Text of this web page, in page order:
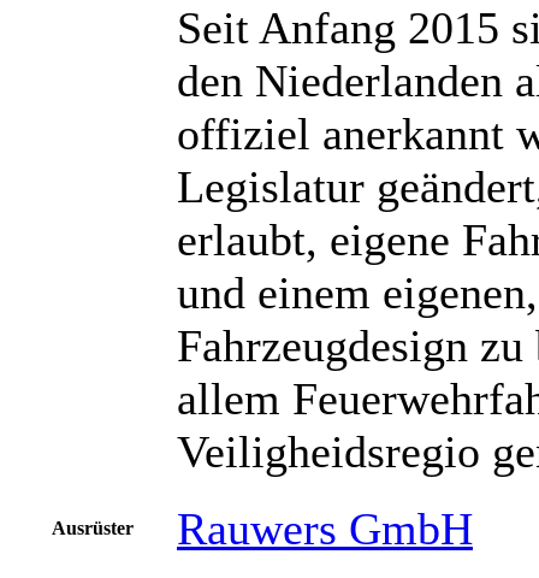
Seit Anfang 2015
den Niederlanden
offiziel anerkannt
Legislatur
erlaubt, eigene
und einem
Fahrzeugdesign
allem
Veiligheidsregio
Ausrüster Rauwers GmbH